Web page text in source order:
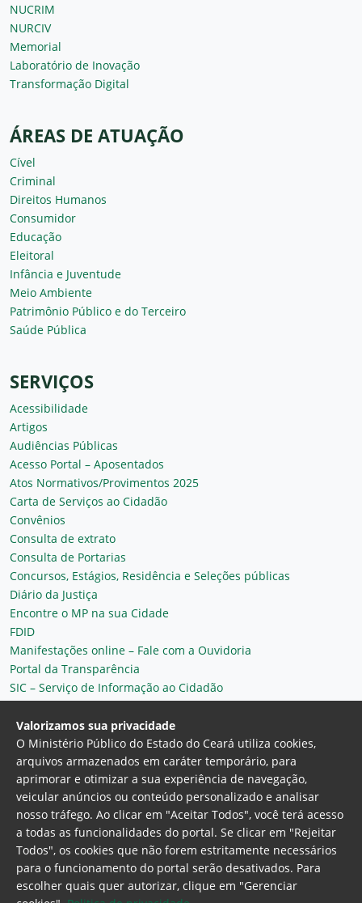
NUCRIM
NURCIV
Memorial
Laboratório de Inovação
Transformação Digital
ÁREAS DE ATUAÇÃO
Cível
Criminal
Direitos Humanos
Consumidor
Educação
Eleitoral
Infância e Juventude
Meio Ambiente
Patrimônio Público e do Terceiro
Saúde Pública
SERVIÇOS
Acessibilidade
Artigos
Audiências Públicas
Acesso Portal – Aposentados
Atos Normativos/Provimentos 2025
Carta de Serviços ao Cidadão
Convênios
Consulta de extrato
Consulta de Portarias
Concursos, Estágios, Residência e Seleções públicas
Diário da Justiça
Encontre o MP na sua Cidade
FDID
Manifestações online – Fale com a Ouvidoria
Portal da Transparência
SIC – Serviço de Informação ao Cidadão
Plantão MP do Ceará
Secretaria Geral
Ministério Público do Estado do Ceará
Procuradoria Geral de Justiça Av. Gen. Afonso
Valorizamos sua privacidade
O Ministério Público do Estado do Ceará utiliza cookies,
arquivos armazenados em caráter temporário, para
aprimorar e otimizar a sua experiência de navegação,
veicular anúncios ou conteúdo personalizado e analisar
nosso tráfego. Ao clicar em "Aceitar Todos", você terá acesso
a todas as funcionalidades do portal. Se clicar em "Rejeitar
Todos", os cookies que não forem estritamente necessários
para o funcionamento do portal serão desativados. Para
escolher quais quer autorizar, clique em "Gerenciar